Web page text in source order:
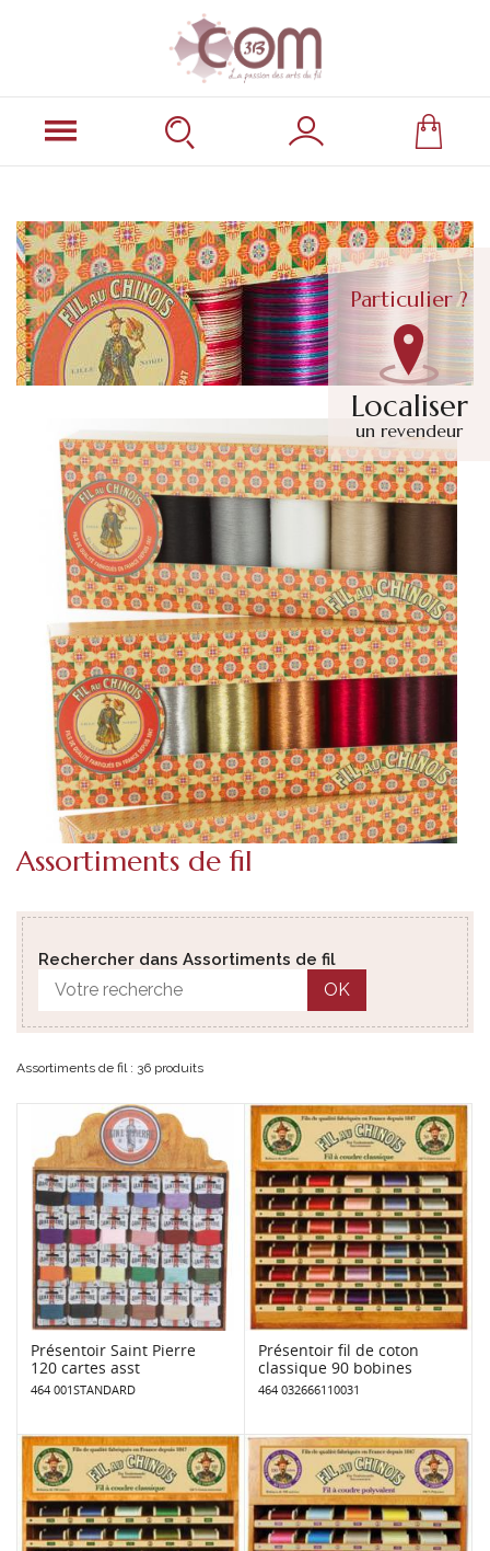
Particulier ?
Localiser
un revendeur
Assortiments de fil
Rechercher dans Assortiments de fil
OK
Assortiments de fil : 36 produits
Présentoir Saint Pierre
120 cartes asst
464 001STANDARD
Présentoir fil de coton
classique 90 bobines
464 032666110031